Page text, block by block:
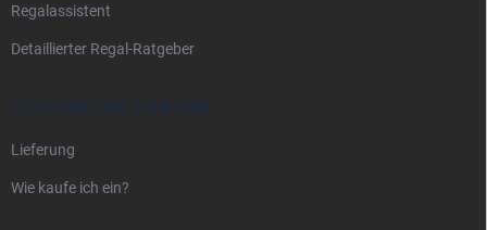
Regalassistent
Detaillierter Regal-Ratgeber
VERSAND UND ZAHLUNG
Lieferung
Wie kaufe ich ein?